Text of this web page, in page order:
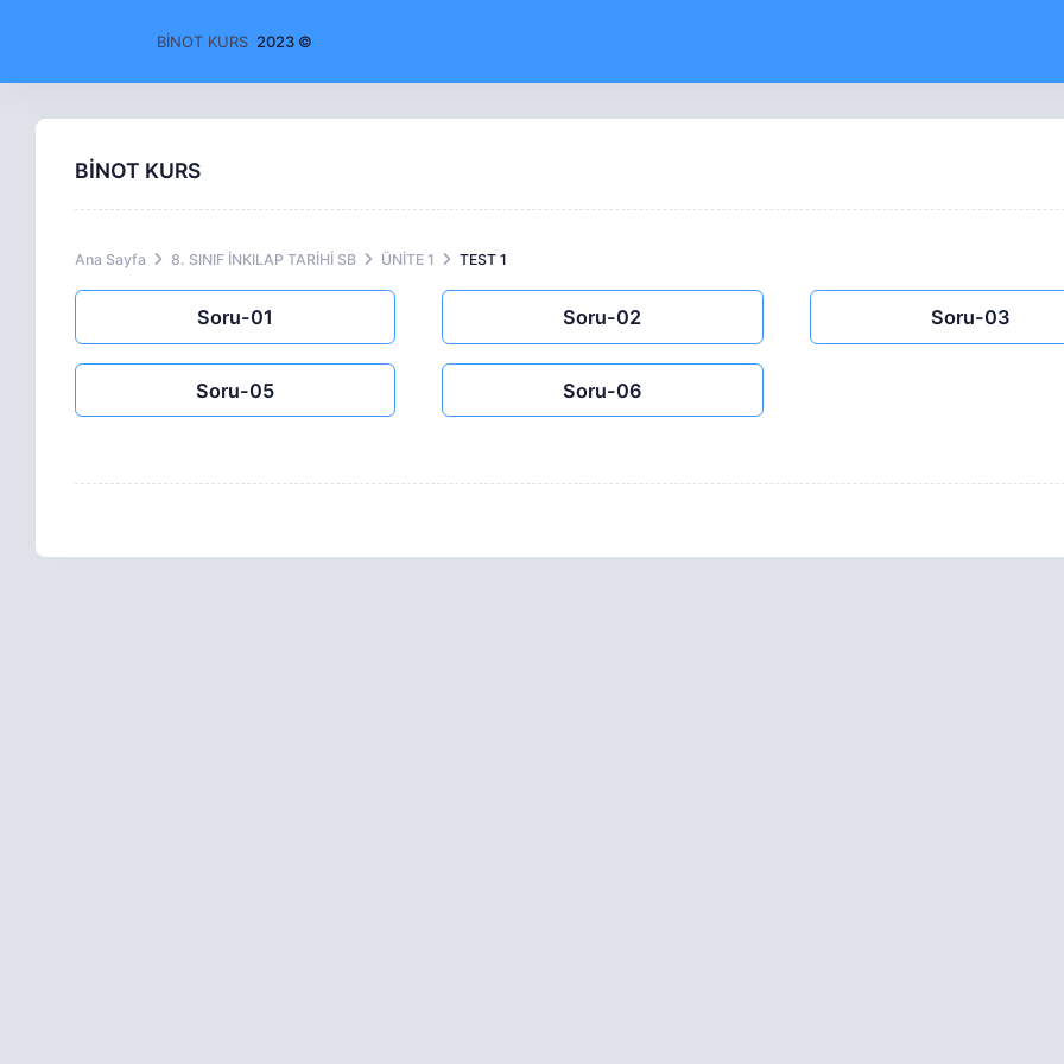
BİNOT KURS 2023 ©
BİNOT KURS
Ana Sayfa 8. SINIF İNKILAP TARİHİ SB ÜNİTE 1 TEST 1
Soru-01 Soru-02 Soru-03
Soru-05 Soru-06